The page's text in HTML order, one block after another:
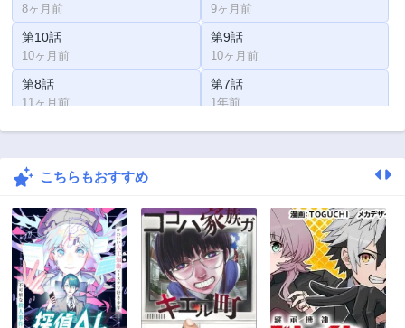
8ヶ月前 9ヶ月前
第10話
10ヶ月前
第9話
10ヶ月前
第8話
11ヶ月前
第7話
1年前
第6話 第5話
第4話
第2話
1年前
第1話
1年前
こちらもおすすめ